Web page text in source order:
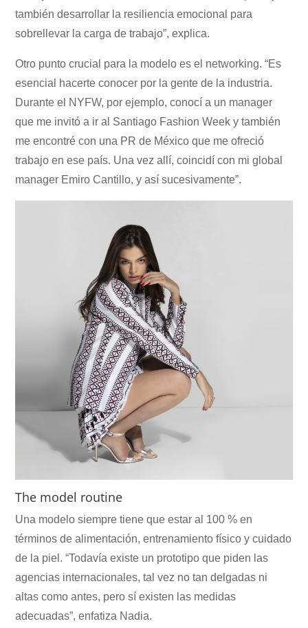
también desarrollar la resiliencia emocional para
sobrellevar la carga de trabajo”, explica.
Otro punto crucial para la modelo es el networking. “Es
esencial hacerte conocer por la gente de la industria.
Durante el NYFW, por ejemplo, conocí a un manager
que me invitó a ir al Santiago Fashion Week y también
me encontré con una PR de México que me ofreció
trabajo en ese país. Una vez allí, coincidí con mi global
manager Emiro Cantillo, y así sucesivamente”.
The model routine
Una modelo siempre tiene que estar al 100 % en
términos de alimentación, entrenamiento físico y cuidado
de la piel. “Todavía existe un prototipo que piden las
agencias internacionales, tal vez no tan delgadas ni
altas como antes, pero sí existen las medidas
adecuadas”, enfatiza Nadia.